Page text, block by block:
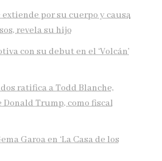
extiende por su cuerpo y causa
revela su hijo
con su debut en el ‘Volcán’
ratifica a Todd Blanche,
Donald Trump, como fiscal
Garoa en ‘La Casa de los